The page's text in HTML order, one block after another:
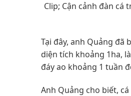
Clip; Cận cảnh đàn cá
Tại đây, anh Quảng đã
diện tích khoảng 1ha,
đáy ao khoảng 1 tuần
Anh Quảng cho biết,